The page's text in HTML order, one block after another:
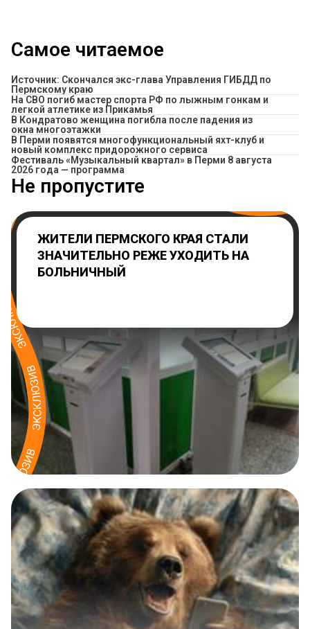
Самое читаемое
Источник: Скончался экс-глава Управления ГИБДД по
Пермскому краю
На СВО погиб мастер спорта РФ по лыжным гонкам и
легкой атлетике из Прикамья
В Кондратово женщина погибла после падения из
окна многоэтажки
В Перми появятся многофункциональный яхт-клуб и
новый комплекс придорожного сервиса
Фестиваль «Музыкальный квартал» в Перми 8 августа
2026 года — программа
Не пропустите
ЖИТЕЛИ ПЕРМСКОГО КРАЯ СТАЛИ
ЗНАЧИТЕЛЬНО РЕЖЕ УХОДИТЬ НА
БОЛЬНИЧНЫЙ